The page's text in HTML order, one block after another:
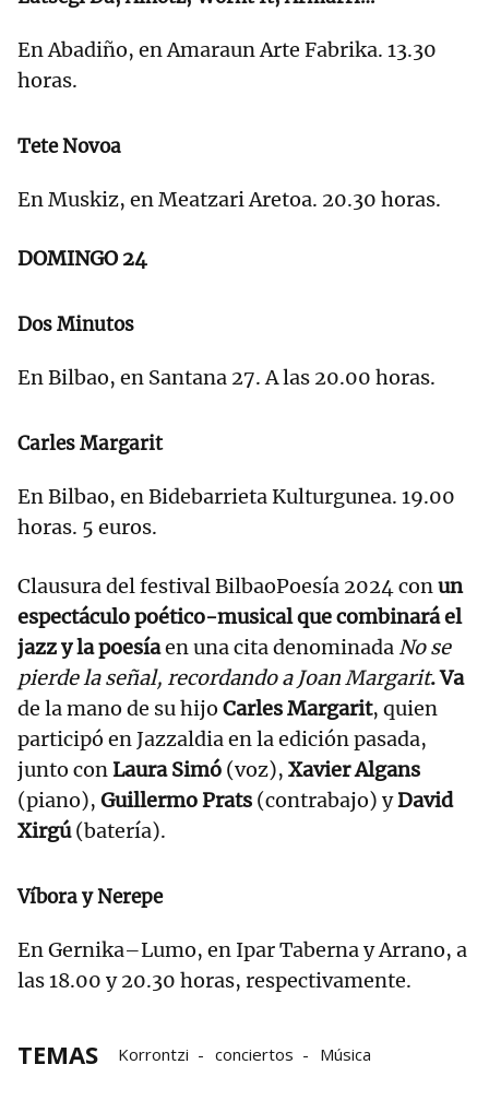
En Abadiño, en Amaraun Arte Fabrika. 13.30
horas.
Tete Novoa
En Muskiz, en Meatzari Aretoa. 20.30 horas.
DOMINGO 24
Dos Minutos
En Bilbao, en Santana 27. A las 20.00 horas.
Carles Margarit
En Bilbao, en Bidebarrieta Kulturgunea. 19.00
horas. 5 euros.
Clausura del festival BilbaoPoesía 2024 conun
espectáculo poético-musical que combinará el
jazz y la poesíaen una cita denominada No se
pierde la señal, recordando a Joan Margarit. Va
de la mano de su hijo Carles Margarit, quien
participó en Jazzaldia en la edición pasada,
junto conLaura Simó (voz), Xavier Algans
(piano), Guillermo Prats (contrabajo) yDavid
Xirgú(batería).
Víbora y Nerepe
En Gernika–Lumo, en Ipar Taberna y Arrano, a
las 18.00 y 20.30 horas, respectivamente.
TEMAS Korrontzi conciertos Música